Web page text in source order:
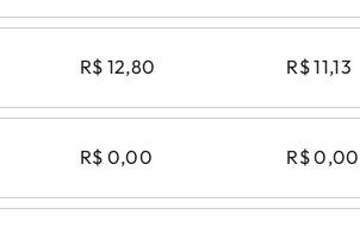
R$ 12,80 R$ 11,13
R$ 0,00 R$ 0,00